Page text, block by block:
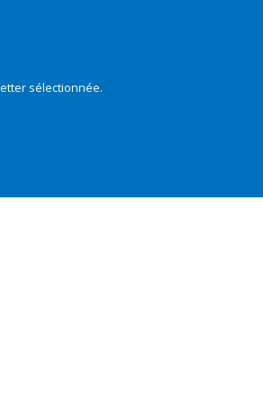
sélectionnée.